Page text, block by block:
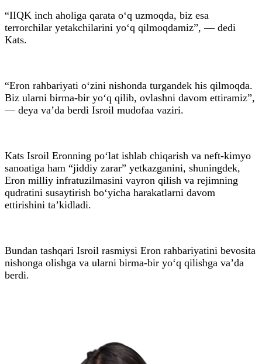
“IIQK inch aholiga qarata o‘q uzmoqda, biz esa
terrorchilar yetakchilarini yo‘q qilmoqdamiz”, — dedi
Kats.
“Eron rahbariyati o‘zini nishonda turgandek his qilmoqda.
Biz ularni birma-bir yo‘q qilib, ovlashni davom ettiramiz”,
— deya va’da berdi Isroil mudofaa vaziri.
Kats Isroil Eronning po‘lat ishlab chiqarish va neft-kimyo
sanoatiga ham “jiddiy zarar” yetkazganini, shuningdek,
Eron milliy infratuzilmasini vayron qilish va rejimning
qudratini susaytirish bo‘yicha harakatlarni davom
ettirishini ta’kidladi.
Bundan tashqari Isroil rasmiysi Eron rahbariyatini bevosita
nishonga olishga va ularni birma-bir yo‘q qilishga va’da
berdi.